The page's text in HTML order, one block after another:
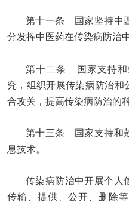
第十一条 国家坚持中
分发挥中医药在传染病防治
第十二条 国家支持和
究，组织开展传染病防治和
合攻关，提高传染病防治的
第十三条 国家支持和
息技术。
传染病防治中开展个人
传输、提供、公开、删除